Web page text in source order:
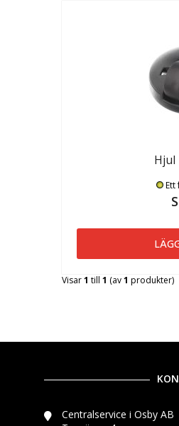
Hjul
Ett
Visar1 till 1 (av1 produkter)
Centralservice i Osby AB